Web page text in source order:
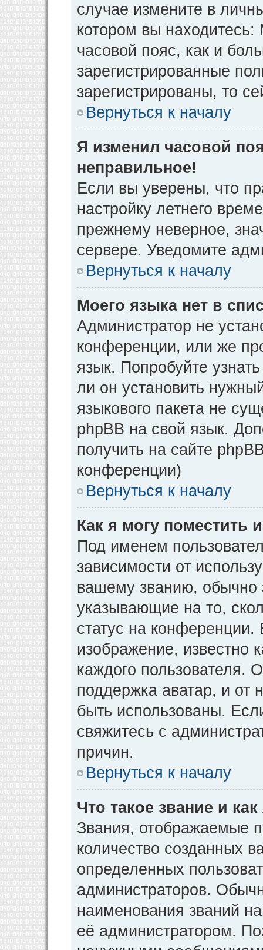
случае измените в
котором вы находитесь:
часовой пояс, как и
зарегистрированные
зарегистрированы, то
Вернуться к началу
Я изменил часовой
неправильное!
Если вы уверены, что
настройку летнего
прежнему неверное,
сервере. Уведомите
Вернуться к началу
Моего языка нет в
Администратор не
конференции, или же
язык. Попробуйте
ли он установить
языкового пакета не
phpBB на свой язык.
получить на сайте
конференции)
Вернуться к началу
Как я могу поместить
Под именем
зависимости от
вашему званию, обычно
указывающие на то,
статус на
изображение, известно
каждого пользователя.
поддержка аватар, и от
быть использованы.
свяжитесь с
причин.
Вернуться к началу
Что такое звание и
Звания, отображаемые
количество созданных
определенных
администраторов.
наименования званий
её администратором.